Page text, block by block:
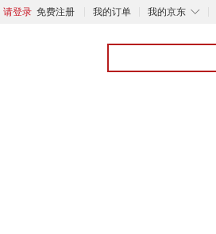
请登录 免费注册 我的订单 ◇
我的京东